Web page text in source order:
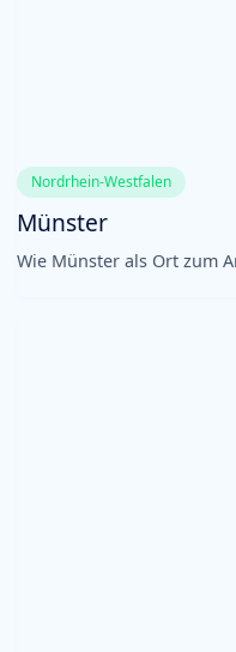
Nordrhein-Westfalen
Münster
Wie Münster als Ort zum